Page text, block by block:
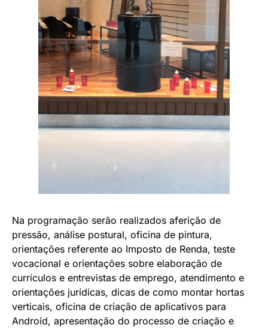
Na programação serão realizados aferição de
pressão, análise postural, oficina de pintura,
orientações referente ao Imposto de Renda, teste
vocacional e orientações sobre elaboração de
currículos e entrevistas de emprego, atendimento e
orientações jurídicas, dicas de como montar hortas
verticais, oficina de criação de aplicativos para
Android, apresentação do processo de criação e